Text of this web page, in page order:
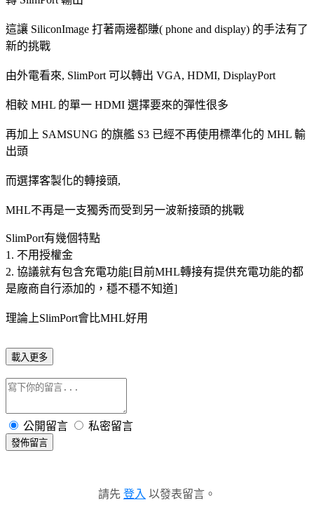
這讓 SiliconImage 打著兩邊都賺( phone and display) 的手法有了
新的挑戰
由外電看來, SlimPort 可以轉出 VGA, HDMI, DisplayPort
相較 MHL 的單一 HDMI 選擇要來的彈性很多
再加上 SAMSUNG 的旗艦 S3 已經不再使用標準化的 MHL 輸
出頭
而選擇客製化的轉接頭,
MHL不再是一支獨秀而受到另一波新接頭的挑戰
SlimPort有幾個特點
1. 不用授權金
2. 協議就有包含充電功能[目前MHL轉接有提供充電功能的都
是廠商自行添加的，穩不穩不知道]
理論上SlimPort會比MHL好用
載入更多
公開留言 私密留言
發佈留言
請先 登入 以發表留言。